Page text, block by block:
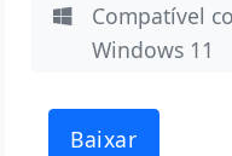
Compatível
Windows 11
Baixar